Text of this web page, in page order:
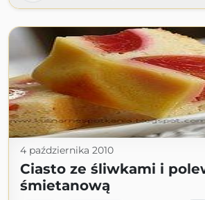
4 października 2010
Ciasto ze śliwkami i
śmietanową